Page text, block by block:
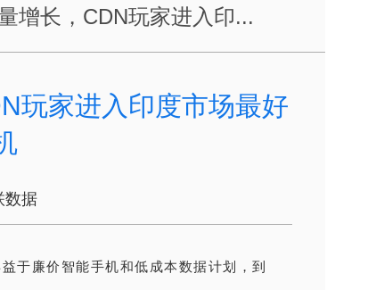
增长，CDN玩家进入印...
玩家进入印度市场最好
数据
于廉价智能手机和低成本数据计划，到